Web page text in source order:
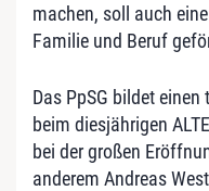
machen, soll auch
Familie und Beruf
Das PpSG bildet
beim diesjährigen
bei der großen
anderem Andreas